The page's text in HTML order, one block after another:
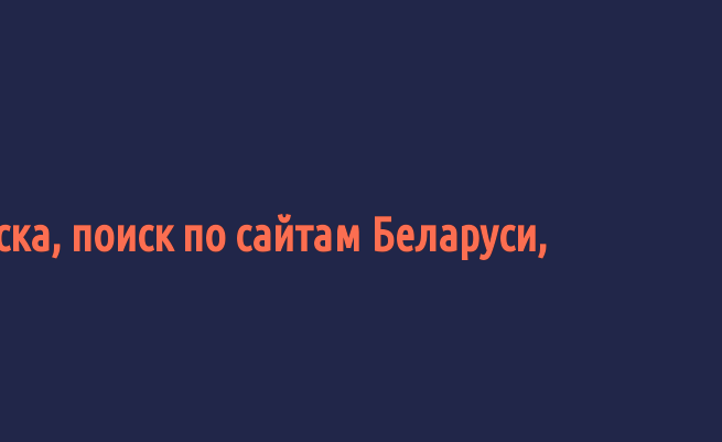
поиск по сайтам Беларуси,